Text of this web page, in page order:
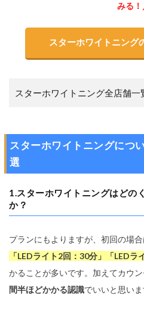
みる！
スターホワイトニング
スターホワイトニング全店舗一
スターホワイトニングにつ
選
1.スターホワイトニングはどの
か？
プランにもよりますが、初回の場合
「LEDライト2回：30分」「LEDラ
かることが多いです。加えてカウン
間半ほどかかる認識でいいと思いま